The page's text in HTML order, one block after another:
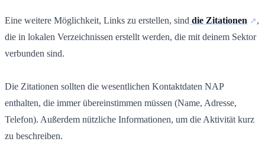
Eine weitere Möglichkeit, Links zu erstellen, sind die Zitationen
,
die in lokalen Verzeichnissen erstellt werden, die mit deinem Sektor
verbunden sind.
Die Zitationen sollten die wesentlichen Kontaktdaten NAP
enthalten, die immer übereinstimmen müssen (Name, Adresse,
Telefon). Außerdem nützliche Informationen, um die Aktivität kurz
zu beschreiben.